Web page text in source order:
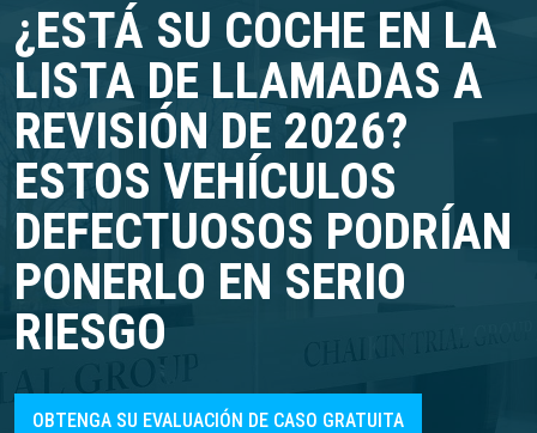
¿ESTÁ SU COCHE EN LA
LISTA DE LLAMADAS A
REVISIÓN DE 2026?
ESTOS VEHÍCULOS
DEFECTUOSOS PODRÍAN
PONERLO EN SERIO
RIESGO
OBTENGA SU EVALUACIÓN DE CASO GRATUITA